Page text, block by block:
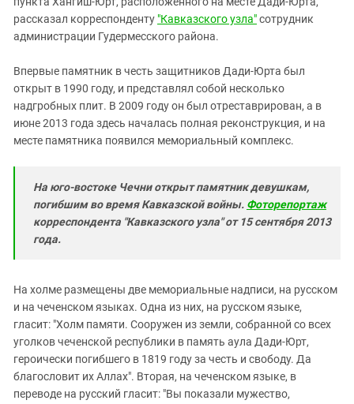
рассказал корреспонденту "Кавказского узла"сотрудник
администрации Гудермесского района.
Впервые памятник в честь защитников Дади-Юрта был
открыт в 1990 году, и представлял собой несколько
надгробных плит. В 2009 году он был отреставрирован, а в
июне 2013 года здесь началась полная реконструкция, и на
месте памятника появился мемориальный комплекс.
На юго-востоке Чечни открыт памятник девушкам,
погибшим во время Кавказской войны. Фоторепортаж
корреспондента "Кавказского узла" от 15 сентября 2013
года.
На холме размещены две мемориальные надписи, на русском
и на чеченском языках. Одна из них, на русском языке,
гласит: "Холм памяти. Сооружен из земли, собранной со всех
уголков чеченской республики в память аула Дади-Юрт,
героически погибшего в 1819 году за честь и свободу. Да
благословит их Аллах". Вторая, на чеченском языке, в
переводе на русский гласит: "Вы показали мужество,